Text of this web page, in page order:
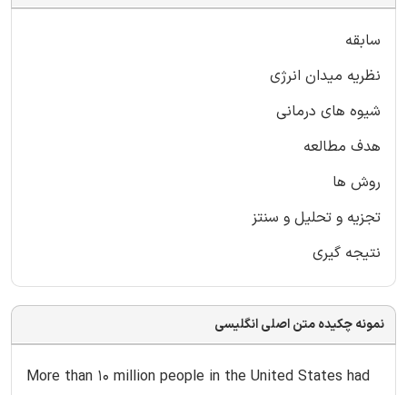
سابقه
نظریه میدان انرژی
شیوه های درمانی
هدف مطالعه
روش ها
تجزیه و تحلیل و سنتز
نتیجه گیری
نمونه چکیده متن اصلی انگلیسی
More than 10 million people in the United States had